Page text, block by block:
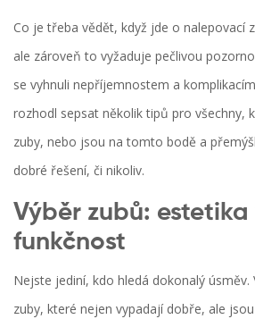
Co je třeba vědět, když jde o nalepovací
ale zároveň to vyžaduje pečlivou
se vyhnuli nepříjemnostem a
rozhodl sepsat několik tipů pro všechny,
zuby, nebo jsou na tomto bodě a
dobré řešení, či nikoliv.
Výběr zubů: estetika
funkčnost
Nejste jediní, kdo hledá dokonalý úsměv.
zuby, které nejen vypadají dobře, ale